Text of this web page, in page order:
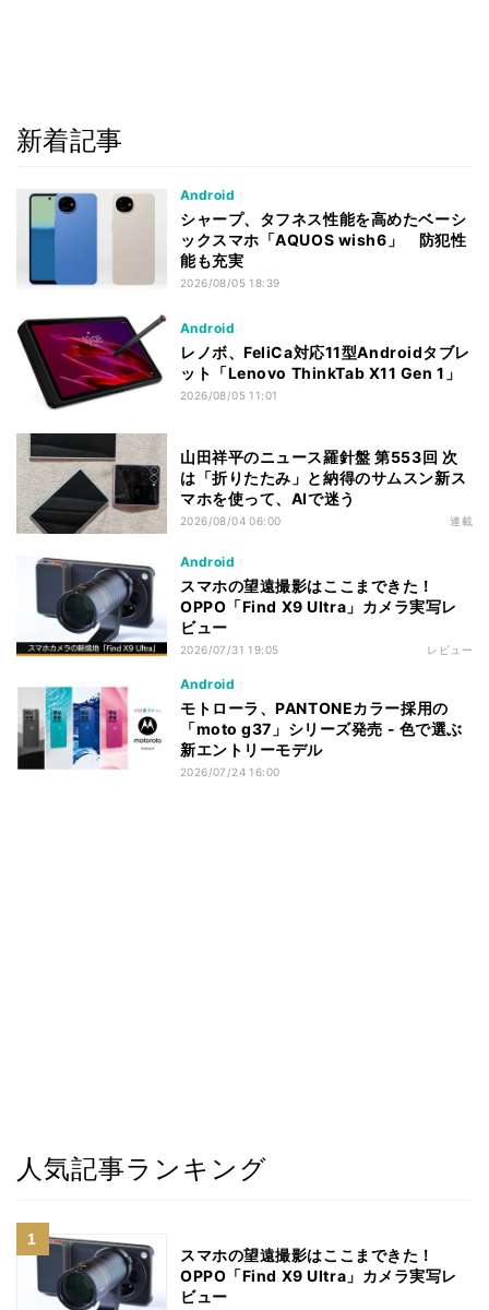
新着記事
Android
シャープ、タフネス性能を高めたベーシ
ックスマホ「AQUOS wish6」 防犯性
能も充実
2026/08/05 18:39
Android
レノボ、FeliCa対応11型Androidタブレ
ット「Lenovo ThinkTab X11 Gen 1」
2026/08/05 11:01
山田祥平のニュース羅針盤 第553回 次
は「折りたたみ」と納得のサムスン新ス
マホを使って、AIで迷う
2026/08/04 06:00 連載
Android
スマホの望遠撮影はここまできた！
OPPO「Find X9 Ultra」カメラ実写レ
ビュー
2026/07/31 19:05 レビュー
Android
モトローラ、PANTONEカラー採用の
「moto g37」シリーズ発売 - 色で選ぶ
新エントリーモデル
2026/07/24 16:00
人気記事ランキング
スマホの望遠撮影はここまできた！
OPPO「Find X9 Ultra」カメラ実写レ
ビュー